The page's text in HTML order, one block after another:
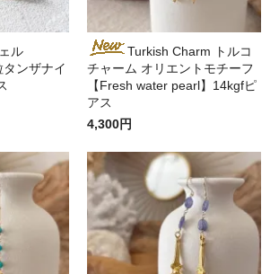
ル
タンザナイ
Turkish Charm トルコ
チャーム オリエントモチーフ
【Fresh water pearl】14kgfピ
アス
4,300円